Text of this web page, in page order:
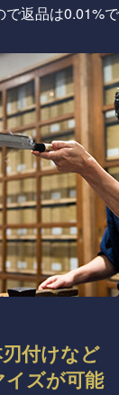
返品は0.01%で
付けなど
イズが可能